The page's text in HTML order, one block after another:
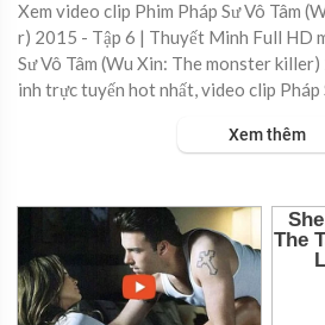
Xem video clip Phim Pháp Sư Vô Tâm
r) 2015 - Tập 6 | Thuyết Minh Full HD
Sư Vô Tâm (Wu Xin: The monster
inh trực tuyến hot nhất, video clip Pháp
Xem thêm